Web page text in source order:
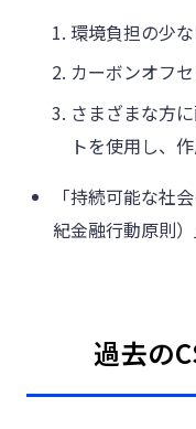
環境負担の少
カーボンオフセ
さまざまな方
トを使用し、作
「持続可能な社
紀金融行動原則
過去の